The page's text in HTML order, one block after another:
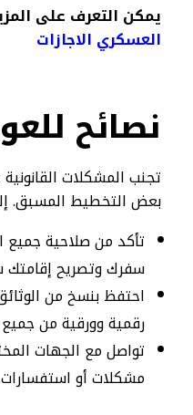
يمكن التعرف على
العسكري الاجازات
نصائح
تجنب المشكلات
بعض التخطيط المسبق.
تأكد من صلاحية جميع
سفرك وتصريح إقامتك
احتفظ بنسخ من
رقمية وورقية من جميع
تواصل مع الجهات
مشكلات أو